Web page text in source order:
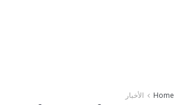
Home الأخبار